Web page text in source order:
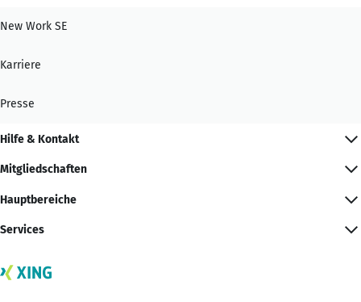
New Work SE
Karriere
Presse
Hilfe & Kontakt
Mitgliedschaften
Hauptbereiche
Services